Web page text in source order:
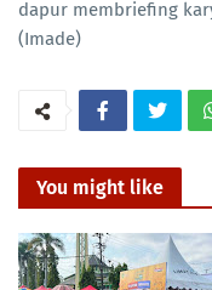
dapur membriefing
(Imade)
You might like